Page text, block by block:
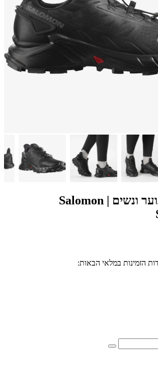
נעלי סלומון לנוער ונשים | Salomon
הזמינות במלאי הבאות: